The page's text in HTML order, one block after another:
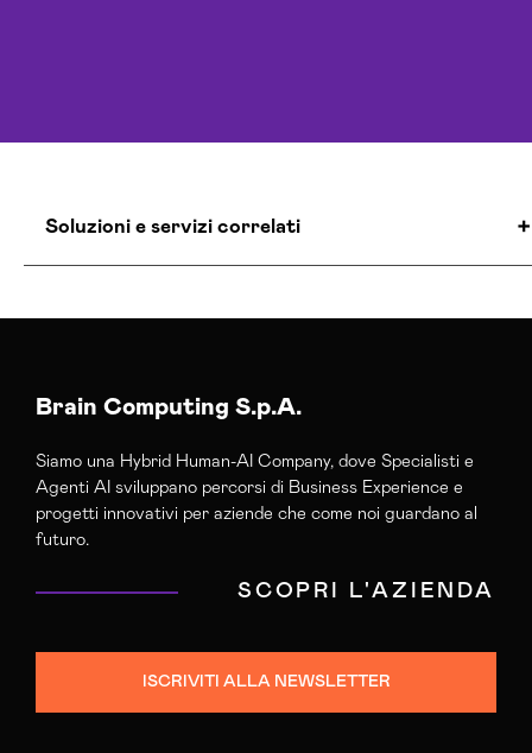
Soluzioni e servizi correlati
Brain Computing S.p.A.
Siamo una Hybrid Human-AI Company, dove Specialisti e
Agenti AI sviluppano percorsi di Business Experience e
progetti innovativi per aziende che come noi guardano al
futuro.
SCOPRI L'AZIENDA
ISCRIVITI ALLA NEWSLETTER